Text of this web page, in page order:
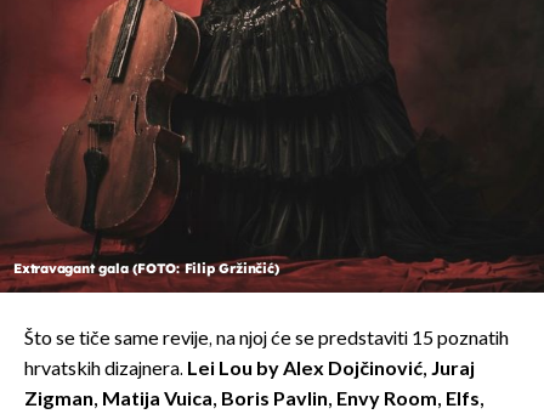
Extravagant gala (FOTO: Filip Gržinčić)
Što se tiče same revije, na njoj će se predstaviti 15 poznatih
hrvatskih dizajnera. Lei Lou by Alex Dojčinović, Juraj
Zigman, Matija Vuica, Boris Pavlin, Envy Room, Elfs,